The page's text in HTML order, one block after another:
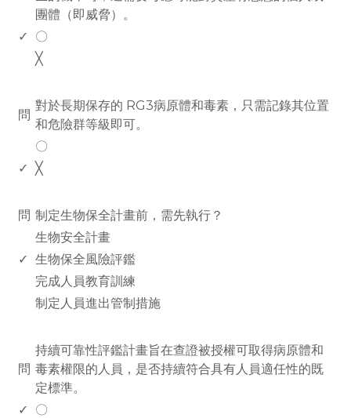
團體（即威脅）。
✓
〇
╳
問
對於長期保存的 RG3病原體和毒素，只需記錄其位置
和危險群等級即可。
〇
✓ ╳
問 制定生物保全計畫前，需先執行？
生物安全計畫
✓ 生物保全風險評鑑
完成人員教育訓練
制定人員進出管制措施
問
持續可靠性評鑑計畫旨在查證被授權可取得病原體和
毒素權限的人員，是否持續符合具有人員適任性的既
定標準。
✓
〇